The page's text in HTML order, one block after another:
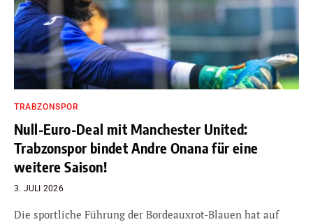
TRABZONSPOR
Null-Euro-Deal mit Manchester United:
Trabzonspor bindet Andre Onana für eine
weitere Saison!
3. JULI 2026
Die sportliche Führung der Bordeauxrot-Blauen hat auf